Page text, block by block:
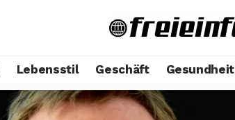
Lebensstil Geschäft Gesundheit